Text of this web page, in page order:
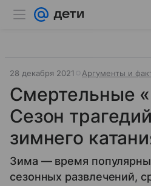
28 декабря 2021 Аргументы и
Смертельные
Сезон
зимнего
Зима — время
сезонных развлечений,